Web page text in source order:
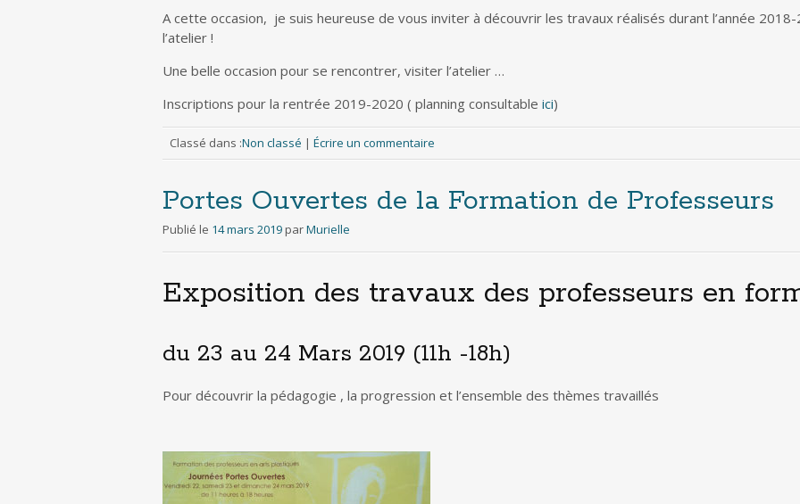
A cette occasion, je suis heureuse de vous inviter à découvrir les travaux réalisés durant l’année
l’atelier !
Une belle occasion pour se rencontrer, visiter l’atelier …
Inscriptions pour la rentrée 2019-2020 ( planning consultable ici)
Classé dans :Non classé | Écrire un commentaire
Portes Ouvertes de la Formation de Professeurs
Publié le 14 mars 2019 parMurielle
Exposition des travaux des professeurs en
du 23 au 24 Mars 2019 (11h -18h)
Pour découvrir la pédagogie , la progression et l’ensemble des thèmes travaillés